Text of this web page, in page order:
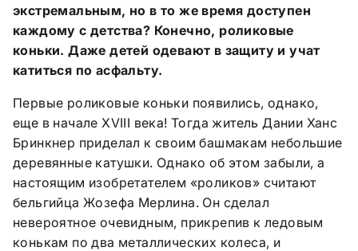
экстремальным, но в то же время доступен
каждому с детства? Конечно, роликовые
коньки. Даже детей одевают в защиту и учат
катиться по асфальту.
Первые роликовые коньки появились, однако,
еще в начале XVIII века! Тогда житель Дании Ханс
Бринкнер приделал к своим башмакам небольшие
деревянные катушки. Однако об этом забыли, а
настоящим изобретателем «роликов» считают
бельгийца Жозефа Мерлина. Он сделал
невероятное очевидным, прикрепив к ледовым
конькам по два металлических колеса, и